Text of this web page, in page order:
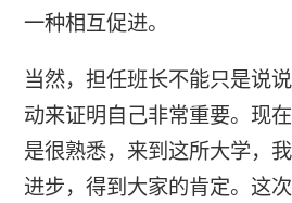
一种相互促进。
当然，担任班长不能只是说
动来证明自己非常重要。现
是很熟悉，来到这所大学，
进步，得到大家的肯定。这